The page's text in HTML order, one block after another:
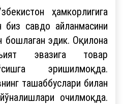
ҳамкорлигига
савдо айланмасини
эдик. Оқилона
эвазига товар
эришилмоқда.
ташаббуслари билан
очилмоқда.